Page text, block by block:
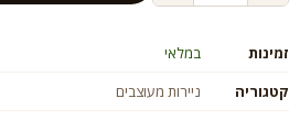
זמינות
במלאי
קטגוריה
ניירות מעוצבים